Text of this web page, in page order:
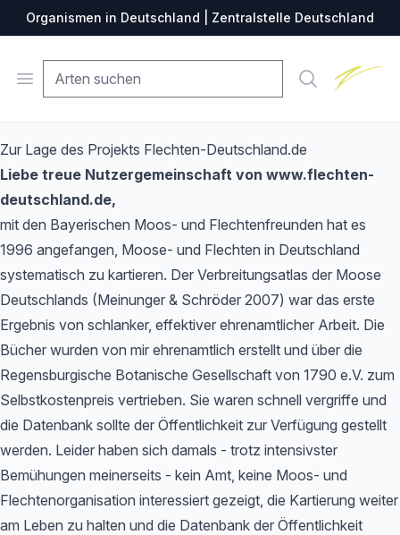
Organismen in Deutschland | Zentralstelle Deutschland
Open menu Suche
Zur Lage des Projekts Flechten-Deutschland.de
Liebe treue Nutzergemeinschaft von www.flechten-
deutschland.de,
mit den Bayerischen Moos- und Flechtenfreunden hat es
1996 angefangen, Moose- und Flechten in Deutschland
systematisch zu kartieren. Der Verbreitungsatlas der Moose
Deutschlands (Meinunger & Schröder 2007) war das erste
Ergebnis von schlanker, effektiver ehrenamtlicher Arbeit. Die
Bücher wurden von mir ehrenamtlich erstellt und über die
Regensburgische Botanische Gesellschaft von 1790 e.V. zum
Selbstkostenpreis vertrieben. Sie waren schnell vergriffe und
die Datenbank sollte der Öffentlichkeit zur Verfügung gestellt
werden. Leider haben sich damals - trotz intensivster
Bemühungen meinerseits - kein Amt, keine Moos- und
Flechtenorganisation interessiert gezeigt, die Kartierung weiter
am Leben zu halten und die Datenbank der Öffentlichkeit